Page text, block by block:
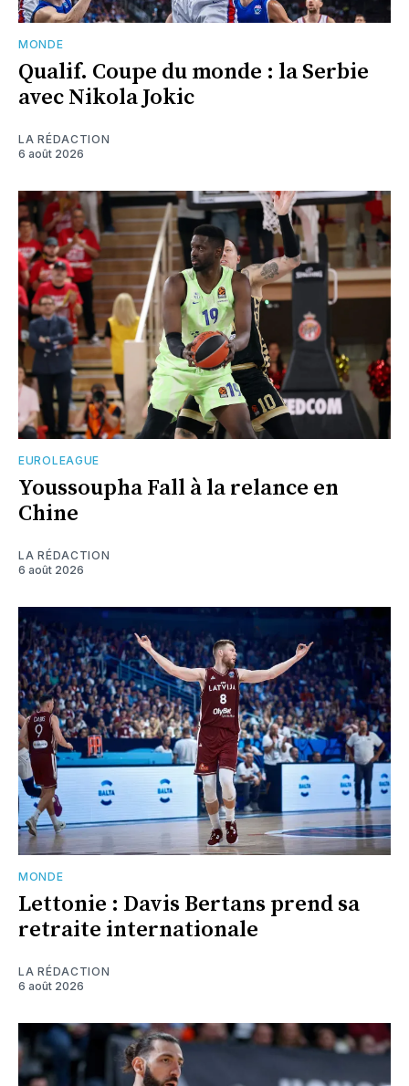
MONDE
Qualif. Coupe du monde : la Serbie
avec Nikola Jokic
LA RÉDACTION
6 août 2026
EUROLEAGUE
Youssoupha Fall à la relance en
Chine
LA RÉDACTION
6 août 2026
MONDE
Lettonie : Davis Bertans prend sa
retraite internationale
LA RÉDACTION
6 août 2026